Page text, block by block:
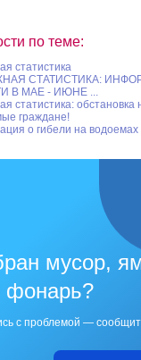
по теме:
статистика
СТАТИСТИКА:
В МАЕ - ИЮНЕ ...
статистика:
граждане!
о гибели на водоемах
мусор,
фонарь?
с проблемой —